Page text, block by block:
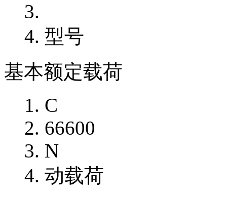
型号
基本额定载荷
C
66600
N
动载荷